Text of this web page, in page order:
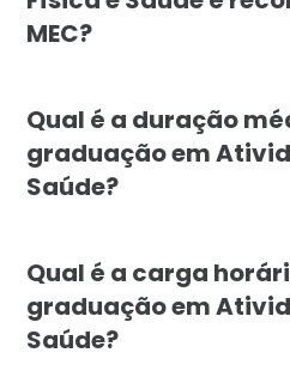
MEC?
Qual é a duração
graduação em
Saúde?
Qual é a carga
graduação em
Saúde?